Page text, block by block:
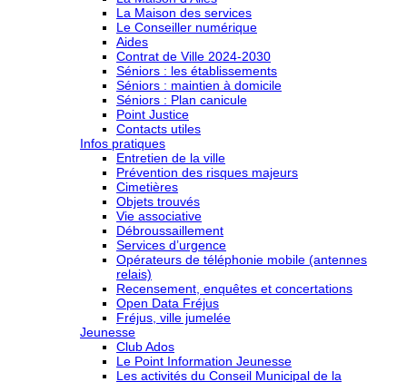
La Maison des services
Le Conseiller numérique
Aides
Contrat de Ville 2024-2030
Séniors : les établissements
Séniors : maintien à domicile
Séniors : Plan canicule
Point Justice
Contacts utiles
Infos pratiques
Entretien de la ville
Prévention des risques majeurs
Cimetières
Objets trouvés
Vie associative
Débroussaillement
Services d’urgence
Opérateurs de téléphonie mobile (antennes
relais)
Recensement, enquêtes et concertations
Open Data Fréjus
Fréjus, ville jumelée
Jeunesse
Club Ados
Le Point Information Jeunesse
Les activités du Conseil Municipal de la